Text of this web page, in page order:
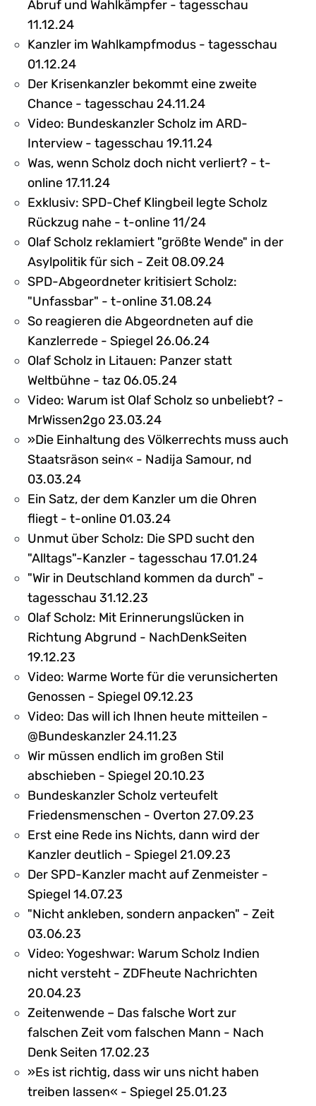
Abruf und Wahlkämpfer - tagesschau
11.12.24
Kanzler im Wahlkampfmodus - tagesschau
01.12.24
Der Krisenkanzler bekommt eine zweite
Chance - tagesschau 24.11.24
Video: Bundeskanzler Scholz im ARD-
Interview - tagesschau 19.11.24
Was, wenn Scholz doch nicht verliert? - t-
online 17.11.24
Exklusiv: SPD-Chef Klingbeil legte Scholz
Rückzug nahe - t-online 11/24
Olaf Scholz reklamiert "größte Wende" in der
Asylpolitik für sich - Zeit 08.09.24
SPD-Abgeordneter kritisiert Scholz:
"Unfassbar" - t-online 31.08.24
So reagieren die Abgeordneten auf die
Kanzlerrede - Spiegel 26.06.24
Olaf Scholz in Litauen: Panzer statt
Weltbühne - taz 06.05.24
Video: Warum ist Olaf Scholz so unbeliebt? -
MrWissen2go 23.03.24
»Die Einhaltung des Völkerrechts muss auch
Staatsräson sein« - Nadija Samour, nd
03.03.24
Ein Satz, der dem Kanzler um die Ohren
fliegt - t-online 01.03.24
Unmut über Scholz: Die SPD sucht den
"Alltags"-Kanzler - tagesschau 17.01.24
"Wir in Deutschland kommen da durch" -
tagesschau 31.12.23
Olaf Scholz: Mit Erinnerungslücken in
Richtung Abgrund - NachDenkSeiten
19.12.23
Video: Warme Worte für die verunsicherten
Genossen - Spiegel 09.12.23
Video: Das will ich Ihnen heute mitteilen -
@Bundeskanzler 24.11.23
Wir müssen endlich im großen Stil
abschieben - Spiegel 20.10.23
Bundeskanzler Scholz verteufelt
Friedensmenschen - Overton 27.09.23
Erst eine Rede ins Nichts, dann wird der
Kanzler deutlich - Spiegel 21.09.23
Der SPD-Kanzler macht auf Zenmeister -
Spiegel 14.07.23
"Nicht ankleben, sondern anpacken" - Zeit
03.06.23
Video: Yogeshwar: Warum Scholz Indien
nicht versteht - ZDFheute Nachrichten
20.04.23
Zeitenwende – Das falsche Wort zur
falschen Zeit vom falschen Mann - Nach
Denk Seiten 17.02.23
»Es ist richtig, dass wir uns nicht haben
treiben lassen« - Spiegel 25.01.23